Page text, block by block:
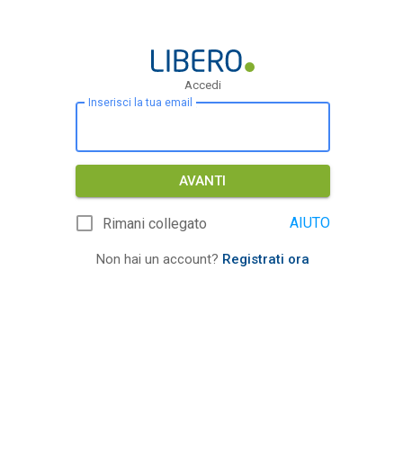
Accedi
Inserisci la tua email
AVANTI
Rimani collegato AIUTO
Non hai un account? Registrati ora